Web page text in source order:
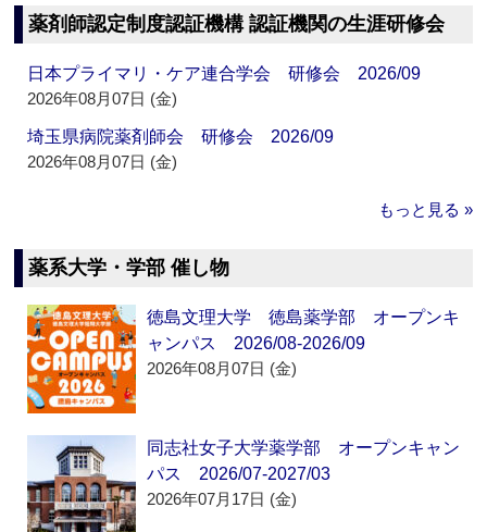
薬剤師認定制度認証機構 認証機関の生涯研修会
日本プライマリ・ケア連合学会 研修会 2026/09
2026年08月07日 (金)
埼玉県病院薬剤師会 研修会 2026/09
2026年08月07日 (金)
もっと見る »
薬系大学・学部 催し物
徳島文理大学 徳島薬学部 オープンキ
ャンパス 2026/08-2026/09
2026年08月07日 (金)
同志社女子大学薬学部 オープンキャン
パス 2026/07-2027/03
2026年07月17日 (金)